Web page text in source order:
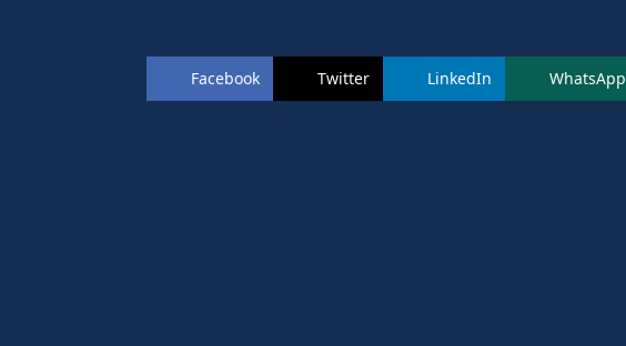
Facebook Twitter LinkedIn WhatsApp